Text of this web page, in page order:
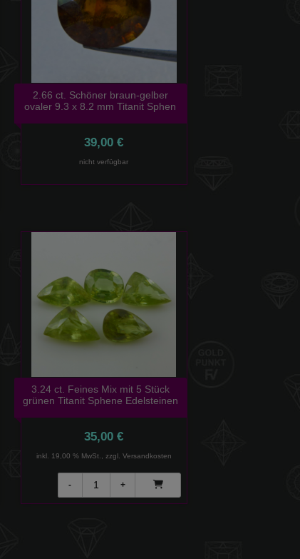
2.66 ct. Schöner braun-gelber
ovaler 9.3 x 8.2 mm Titanit Sphen
39,00 €
nicht verfügbar
3.24 ct. Feines Mix mit 5 Stück
grünen Titanit Sphene Edelsteinen
35,00 €
inkl. 19,00 % MwSt., zzgl. Versandkosten